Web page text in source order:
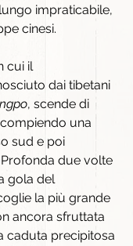
impraticabile,
cinesi.
cui il
dai tibetani
, scende di
una
sud e poi
Profonda due volte
gola del
la più grande
ancora sfruttata
caduta precipitosa